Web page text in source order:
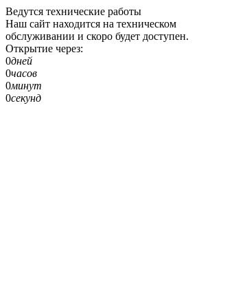
Ведутся технические работы
Наш сайт находится на техническом
обслуживании и скоро будет доступен.
Открытие через:
0дней
0часов
0минут
0секунд